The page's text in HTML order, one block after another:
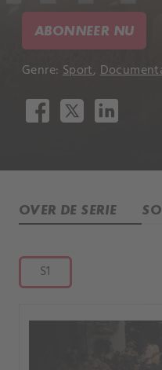
ABONNEER NU
Genre: Sport,
OVER DE SERIE
S1